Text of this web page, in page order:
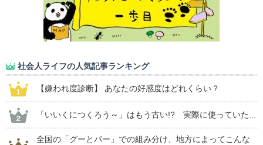
社会人ライフの人気記事ランキング
【嫌われ度診断】 あなたの好感度はどれくらい？
「いいくにつくろう～」はもう古い!? 実際に使っていた...
全国の「グーとパー」での組み分け、地方によってこんな